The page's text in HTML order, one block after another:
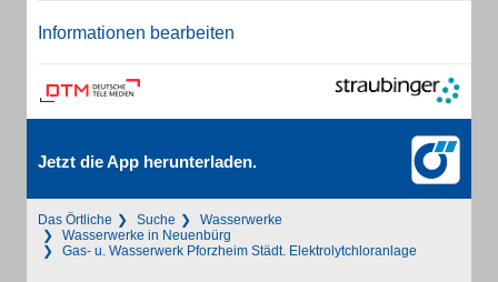
Informationen bearbeiten
Jetzt die App herunterladen.
Das Örtliche Suche
Wasserwerke
Wasserwerke in Neuenbürg
Gas- u. Wasserwerk Pforzheim Städt. Elektrolytchloranlage